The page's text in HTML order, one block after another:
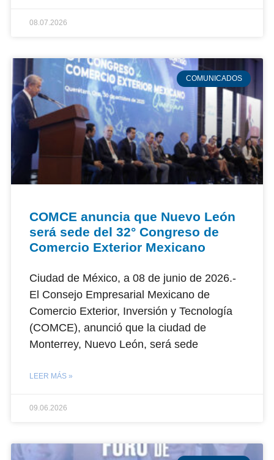
08.07.2026
COMUNICADOS
COMCE anuncia que Nuevo León
será sede del 32° Congreso de
Comercio Exterior Mexicano
Ciudad de México, a 08 de junio de 2026.-
El Consejo Empresarial Mexicano de
Comercio Exterior, Inversión y Tecnología
(COMCE), anunció que la ciudad de
Monterrey, Nuevo León, será sede
LEER MÁS »
09.06.2026